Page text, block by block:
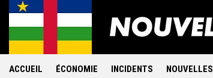
ACCUEIL ÉCONOMIE INCIDENTS NOUVELLES